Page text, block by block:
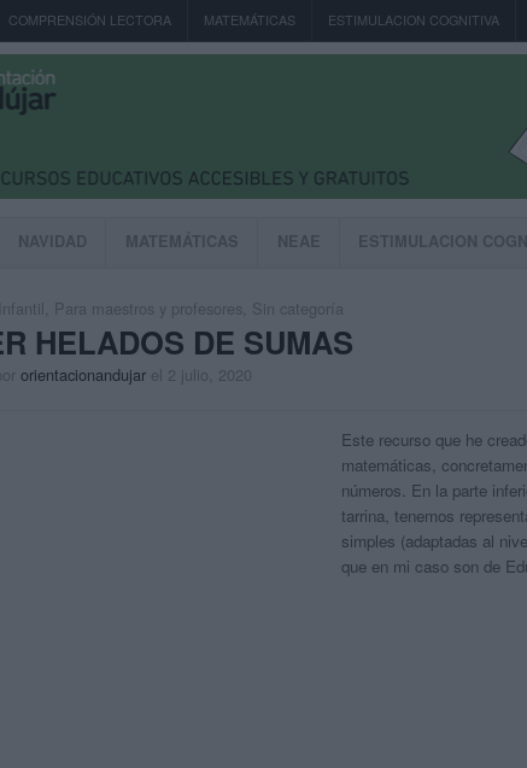
COMPRENSIÓN LECTORA MATEMÁTICAS ESTIMULACION COGNITIVA
NAVIDAD MATEMÁTICAS NEAE ESTIMULACION
Para maestros y profesores Sin categoría
HELADOS DE SUMAS
orientacionandujar el 2 julio, 2020
Este recurso que he
matemáticas,
números. En la parte
tarrina, tenemos
simples (adaptadas al
que en mi caso son de